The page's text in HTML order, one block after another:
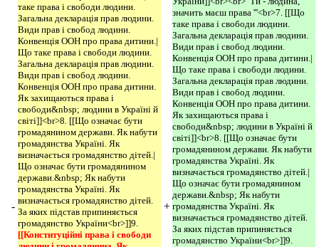
-
таке права і свободи людини.
Загальна декларація прав людини.
Види прав і свобод людини.
Конвенція ООН про права дитини.|
Що таке права і свободи людини.
Загальна декларація прав людини.
Види прав і свобод людини.
Конвенція ООН про права дитини.
Як захищаються права і
свободи&nbsp; людини в Україні й
світі]]<br>8. [[Що означає бути
громадянином держави. Як набути
громадянства Україні. Як
визначається громадянство дітей.|
Що означає бути громадянином
держави.&nbsp; Як набути
громадянства Україні. Як
визначається громадянство дітей.
За яких підстав припиняється
громадянство України<br>]]9.
[[Конституційні права і свободи
+
значить маєш права '''<br>7. [[Що
таке права і свободи людини.
Загальна декларація прав людини.
Види прав і свобод людини.
Конвенція ООН про права дитини.|
Що таке права і свободи людини.
Загальна декларація прав людини.
Види прав і свобод людини.
Конвенція ООН про права дитини.
Як захищаються права і
свободи&nbsp; людини в Україні й
світі]]<br>8. [[Що означає бути
громадянином держави. Як набути
громадянства Україні. Як
визначається громадянство дітей.|
Що означає бути громадянином
держави.&nbsp; Як набути
громадянства Україні. Як
визначається громадянство дітей.
За яких підстав припиняється
громадянство України<br>]]9.